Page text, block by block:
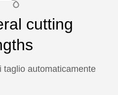
cutting
taglio automaticamente